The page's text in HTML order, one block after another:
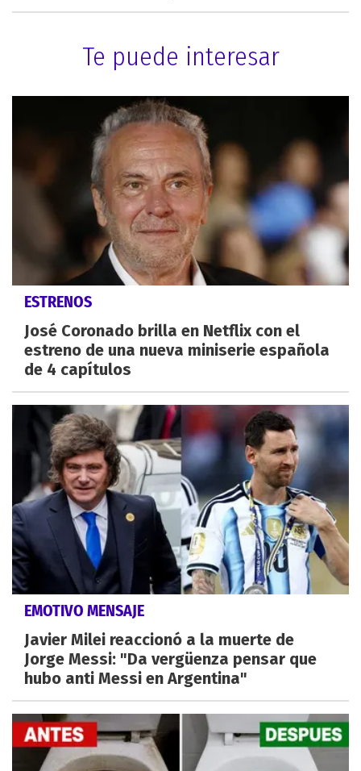
Te puede interesar
ESTRENOS
José Coronado brilla en Netflix con el
estreno de una nueva miniserie española
de 4 capítulos
EMOTIVO MENSAJE
Javier Milei reaccionó a la muerte de
Jorge Messi: "Da vergüenza pensar que
hubo anti Messi en Argentina"